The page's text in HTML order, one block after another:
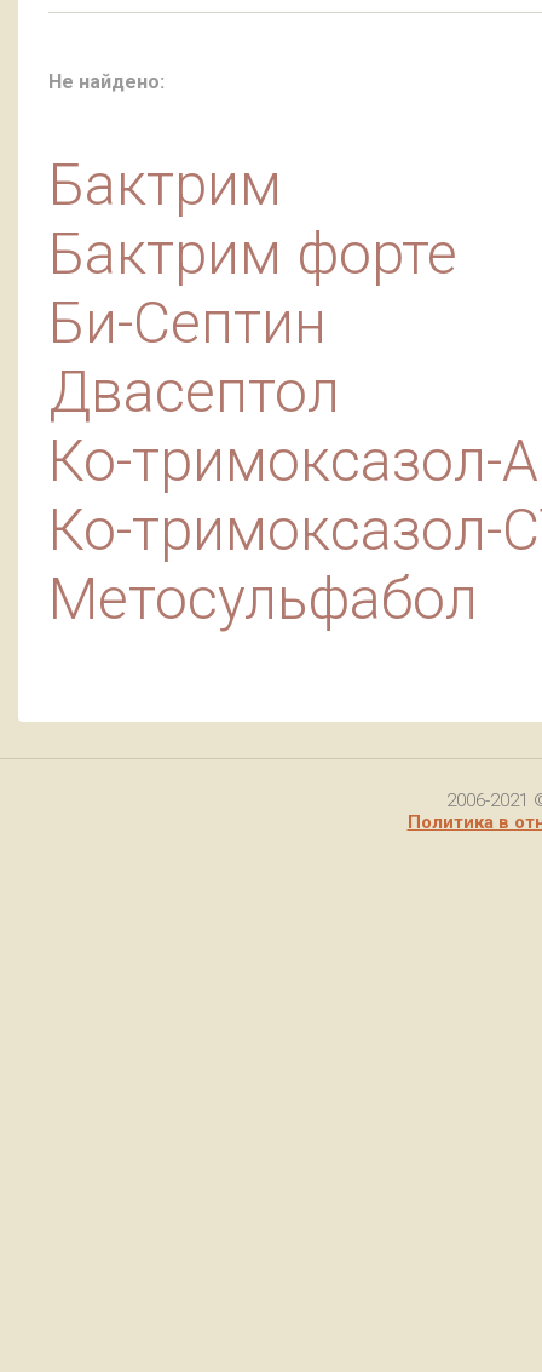
Не найдено:
Бактрим
Бактрим форте
Би-Септин
Двасептол
Ко-тримоксазол-
Ко-тримоксазол-
Метосульфабол
2006-2021
Политика в